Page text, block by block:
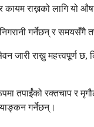
राख्नको लागि यो
गर्नेछन् र
जारी राख्नु महत्त्वपूर्ण
तपाईंको रक्तचाप र
गर्नेछन्।